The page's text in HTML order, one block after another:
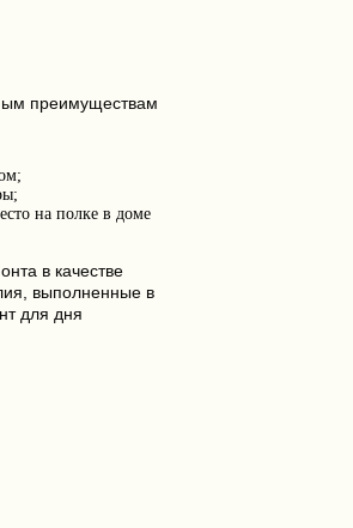
преимуществам
на полке в доме
в качестве
выполненные в
для дня